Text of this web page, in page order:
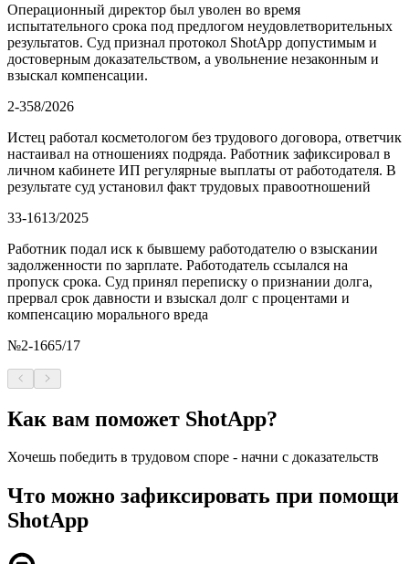
Операционный директор был уволен во время
испытательного срока под предлогом неудовлетворительных
результатов. Суд признал протокол ShotApp допустимым и
достоверным доказательством, а увольнение незаконным и
взыскал компенсации.
2-358/2026
Истец работал косметологом без трудового договора, ответчик
настаивал на отношениях подряда. Работник зафиксировал в
личном кабинете ИП регулярные выплаты от работодателя. В
результате суд установил факт трудовых правоотношений
33-1613/2025
Работник подал иск к бывшему работодателю о взыскании
задолженности по зарплате. Работодатель ссылался на
пропуск срока. Суд принял переписку о признании долга,
прервал срок давности и взыскал долг с процентами и
компенсацию морального вреда
№2-1665/17
Как вам поможет ShotApp?
Хочешь победить в трудовом споре - начни с доказательств
Что можно зафиксировать при помощи
ShotApp